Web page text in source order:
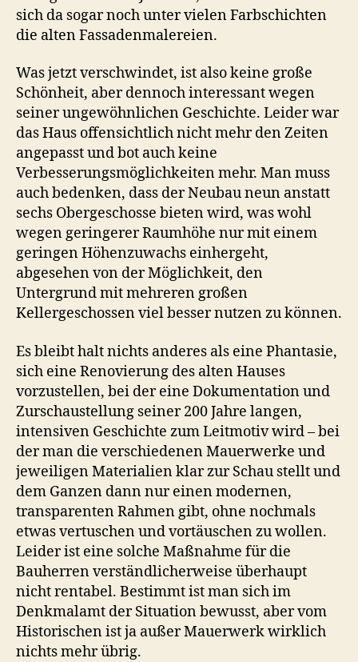
sich da sogar noch unter vielen Farbschichten
die alten Fassadenmalereien.
Was jetzt verschwindet, ist also keine große
Schönheit, aber dennoch interessant wegen
seiner ungewöhnlichen Geschichte. Leider war
das Haus offensichtlich nicht mehr den Zeiten
angepasst und bot auch keine
Verbesserungsmöglichkeiten mehr. Man muss
auch bedenken, dass der Neubau neun anstatt
sechs Obergeschosse bieten wird, was wohl
wegen geringerer Raumhöhe nur mit einem
geringen Höhenzuwachs einhergeht,
abgesehen von der Möglichkeit, den
Untergrund mit mehreren großen
Kellergeschossen viel besser nutzen zu können.
Es bleibt halt nichts anderes als eine Phantasie,
sich eine Renovierung des alten Hauses
vorzustellen, bei der eine Dokumentation und
Zurschaustellung seiner 200 Jahre langen,
intensiven Geschichte zum Leitmotiv wird – bei
der man die verschiedenen Mauerwerke und
jeweiligen Materialien klar zur Schau stellt und
dem Ganzen dann nur einen modernen,
transparenten Rahmen gibt, ohne nochmals
etwas vertuschen und vortäuschen zu wollen.
Leider ist eine solche Maßnahme für die
Bauherren verständlicherweise überhaupt
nicht rentabel. Bestimmt ist man sich im
Denkmalamt der Situation bewusst, aber vom
Historischen ist ja außer Mauerwerk wirklich
nichts mehr übrig.